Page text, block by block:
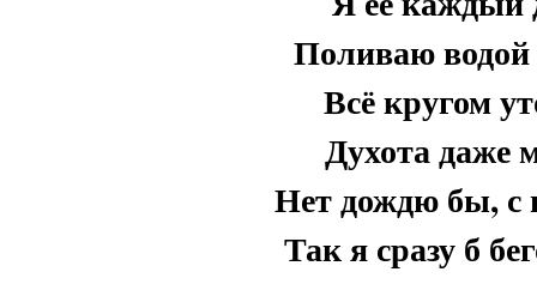
Поливаю
Всё кругом
Духота даже
Нет дождю бы, с
Так я сразу б